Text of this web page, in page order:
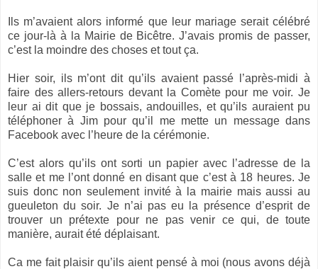
Ils m’avaient alors informé que leur mariage serait célébré
ce jour-là à la Mairie de Bicêtre. J’avais promis de passer,
c’est la moindre des choses et tout ça.
Hier soir, ils m’ont dit qu’ils avaient passé l’après-midi à
faire des allers-retours devant la Comète pour me voir. Je
leur ai dit que je bossais, andouilles, et qu’ils auraient pu
téléphoner à Jim pour qu’il me mette un message dans
Facebook avec l’heure de la cérémonie.
C’est alors qu’ils ont sorti un papier avec l’adresse de la
salle et me l’ont donné en disant que c’est à 18 heures. Je
suis donc non seulement invité à la mairie mais aussi au
gueuleton du soir. Je n’ai pas eu la présence d’esprit de
trouver un prétexte pour ne pas venir ce qui, de toute
manière, aurait été déplaisant.
Ca me fait plaisir qu’ils aient pensé à moi (nous avons déjà